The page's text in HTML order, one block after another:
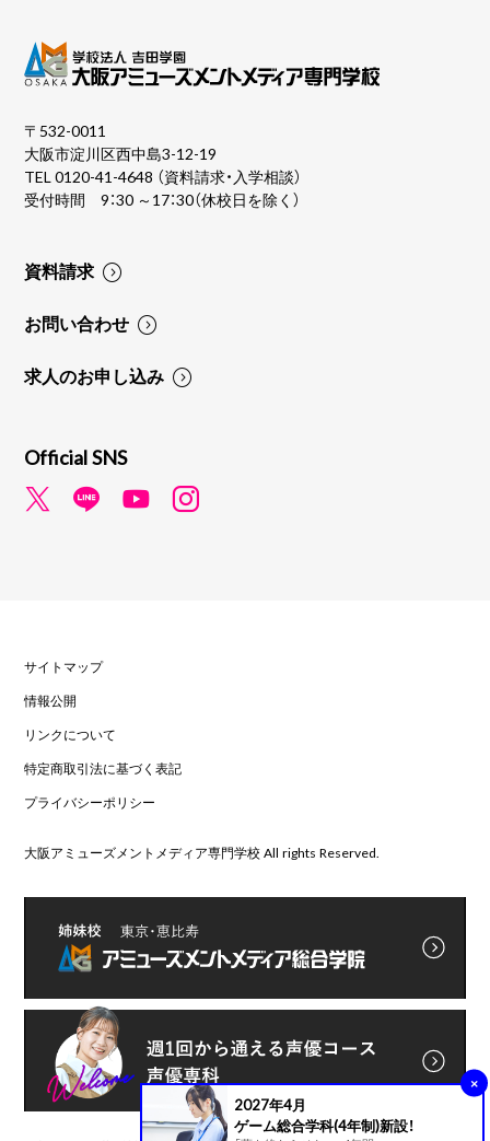
2027年4月
ゲーム総合学科(4年制)新設！
×
〒532-0011
大阪市淀川区西中島3-12-19
TEL0120-41-4648 （資料請求・入学相談）
受付時間 9：30 ～17：30（休校日を除く）
資料請求
お問い合わせ
求人のお申し込み
Official SNS
サイトマップ
情報公開
リンクについて
特定商取引法に基づく表記
プライバシーポリシー
大阪アミューズメントメディア専門学校 All rights Reserved.